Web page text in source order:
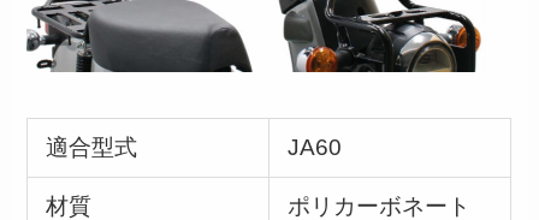
適合型式 JA60
材質 ポリカーボネート